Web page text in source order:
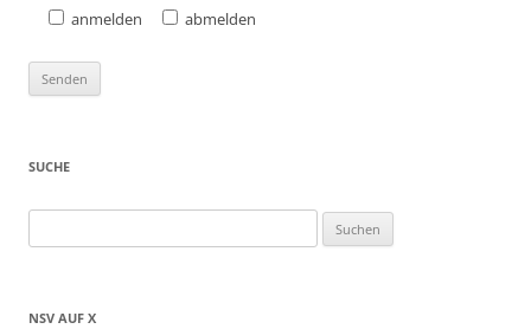
anmelden
abmelden
SUCHE
nach:
NSV AUF X